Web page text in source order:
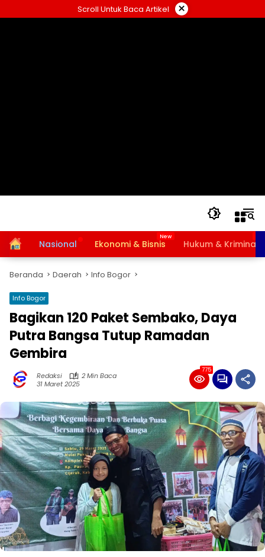
ke
Scroll Untuk Baca Artikel ×
HomeNasional Ekonomi & Bisnis Hukum & Kriminal
Beranda Daerah Info Bogor
Info Bogor
Bagikan 120 Paket Sembako, Daya
Putra Bangsa Tutup Ramadan
Gembira
Redaksi
2 Min Baca
31 Maret 2025
775